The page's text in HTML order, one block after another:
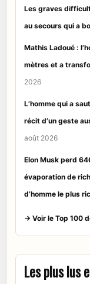
Les graves
au secours qui a
Mathis Ladoué :
mètres et a
2026
L’homme qui a
récit d’un geste
août 2026
Elon Musk perd
évaporation de
d’homme le plus
→ Voir le Top 100
Les plus lus